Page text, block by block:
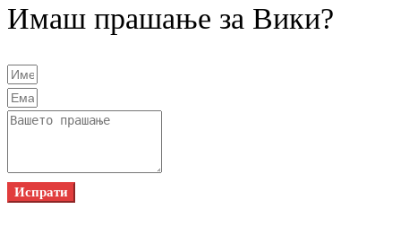
Имаш прашање за Вики?
Испрати